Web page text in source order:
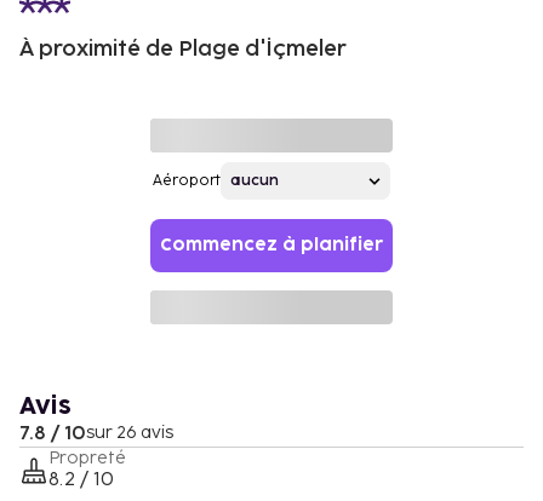
À proximité de Plage d'İçmeler
Aéroport
Commencez à planifier
Avis
7.8 / 10sur 26 avis
Propreté
8.2 / 10